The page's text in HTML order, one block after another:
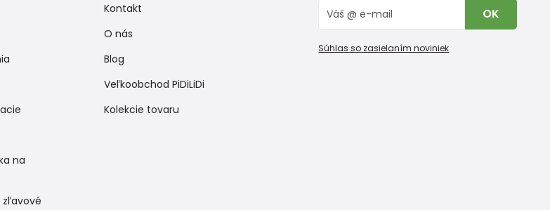
na
zľavové
Kontakt
O nás
Blog
Veľkoobchod PiDiLiDi
Kolekcie tovaru
OK
Súhlas so zasielaním noviniek